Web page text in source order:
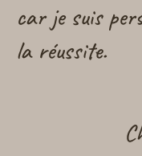
car je suis
la réussite.